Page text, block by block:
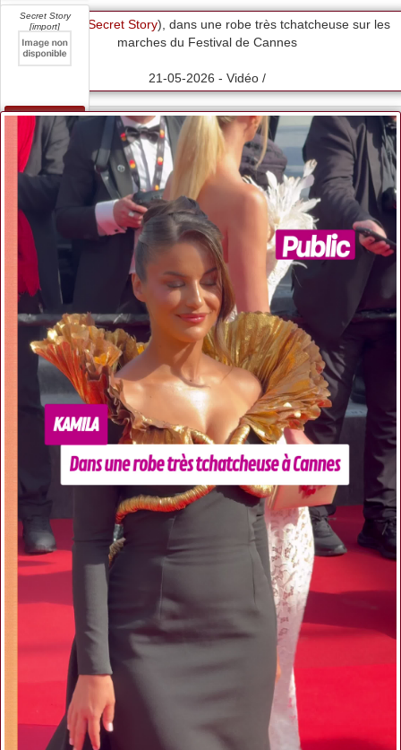
Kamila ( Secret Story), dans une robe très tchatcheuse sur les
marches du Festival de Cannes
21-05-2026 - Vidéo /
Secret Story
[import]
VOIR L'OFFRE
Secret Story : 15...
VOIR L'OFFRE
Tf1 Games - 1120
-...
VOIR L'OFFRE